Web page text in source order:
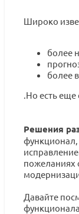
Широко
более
более
.Но есть еще
Решения
функционал,
пожеланиях
Давайте